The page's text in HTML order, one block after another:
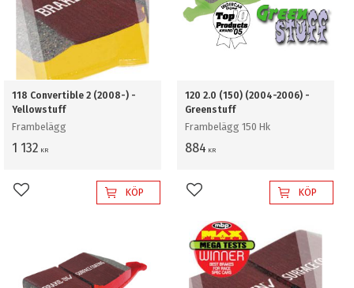
118 Convertible 2 (2008-) -
Yellowstuff
Frambelägg
1 132 KR
Lägg till i favoriterKÖP
120 2.0 (150) (2004-2006) -
Greenstuff
Frambelägg 150 Hk
884 KR
Lägg till i favoriterKÖP